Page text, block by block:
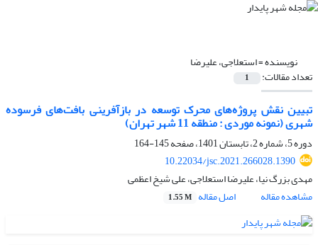
نویسنده =استعلاجی، علیرضا
تعداد مقالات: 1
تبیین نقش پروژه‌های محرک توسعه در بازآفرینی بافت‌های فرسوده
شهری (نمونه موردی : منطقه 11 شهر تهران)
دوره 5، شماره 2، تابستان 1401، صفحه
145-164
10.22034/jsc.2021.266028.1390
مهدی بزرگ نیا، علیرضا استعلاجی، علی شیخ اعظمی
مشاهده مقاله
اصل مقاله 1.55 M